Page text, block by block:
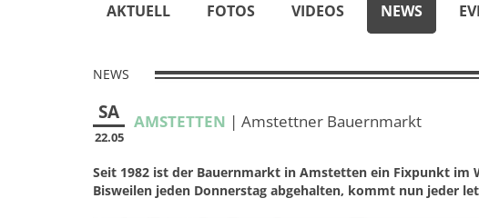
AKTUELL FOTOS VIDEOS NEWS
NEWS
SA
22.05
AMSTETTEN | Amstettner Bauernmarkt
Seit 1982 ist der Bauernmarkt in Amstetten ein Fixpunkt im
Bisweilen jeden Donnerstag abgehalten, kommt nun jeder